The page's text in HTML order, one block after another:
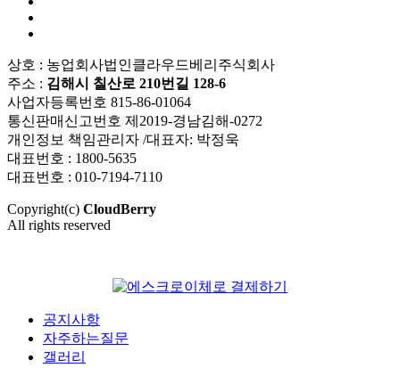
상호 : 농업회사법인클라우드베리주식회사
주소 : 김해시 칠산로 210번길 128-6
사업자등록번호 815-86-01064
통신판매신고번호 제2019-경남김해-0272
개인정보 책임관리자 /대표자: 박정욱
대표번호 : 1800-5635
대표번호 : 010-7194-7110
Copyright(c) CloudBerry
All rights reserved
공지사항
자주하는질문
갤러리